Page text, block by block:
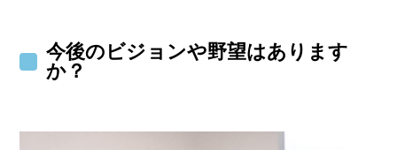
今後のビジョンや野望はあります
か？